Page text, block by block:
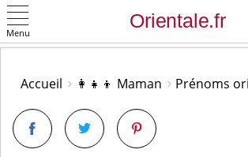
Menu
Accueil 👩‍👧‍👦 Maman Prénoms